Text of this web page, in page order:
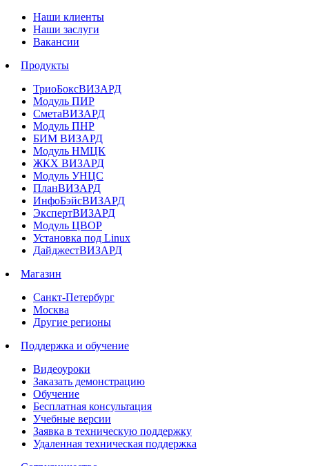
Наши клиенты
Наши заслуги
Вакансии
Продукты
ТриоБоксВИЗАРД
Модуль ПИР
СметаВИЗАРД
Модуль ПНР
БИМ ВИЗАРД
Модуль НМЦК
ЖКХ ВИЗАРД
Модуль УНЦС
ПланВИЗАРД
ИнфоБэйсВИЗАРД
ЭкспертВИЗАРД
Модуль ЦВОР
Установка под Linux
ДайджестВИЗАРД
Магазин
Санкт-Петербург
Москва
Другие регионы
Поддержка и обучение
Видеоуроки
Заказать демонстрацию
Обучение
Бесплатная консультация
Учебные версии
Заявка в техническую поддержку
Удаленная техническая поддержка